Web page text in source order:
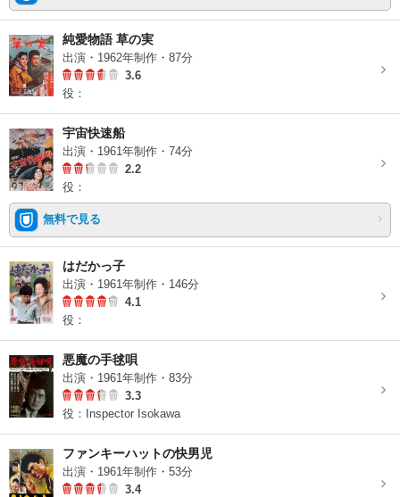
純愛物語 草の実
出演・1962年制作・87分
3.6
役：
宇宙快速船
出演・1961年制作・74分
2.2
役：
無料で見る
はだかっ子
出演・1961年制作・146分
4.1
役：
悪魔の手毬唄
出演・1961年制作・83分
3.3
役：Inspector Isokawa
ファンキーハットの快男児
出演・1961年制作・53分
3.4